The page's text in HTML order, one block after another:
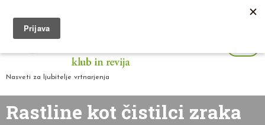
Nasveti za ljubitelje vrtnarjenja
Rastline kot čistilci zraka